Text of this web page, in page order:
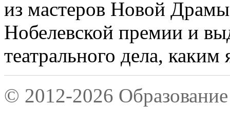
из мастеров Новой
Нобелевской премии и
театрального дела,
© 2012-2026 Образование